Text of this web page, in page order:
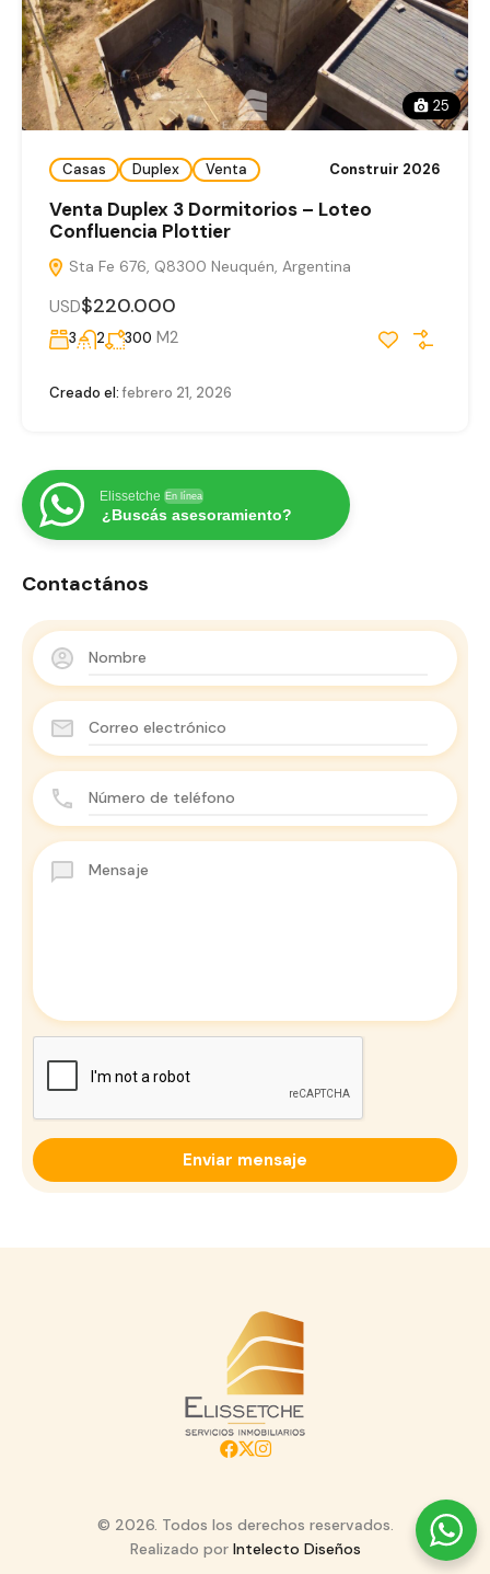
25
Casas Duplex Venta Construir 2026
Venta Duplex 3 Dormitorios – Loteo
Confluencia Plottier
Sta Fe 676, Q8300 Neuquén, Argentina
USD$220.000
3 2 300 M2
Creado el:febrero 21, 2026
Elissetche En línea
¿Buscás asesoramiento?
Contactános
© 2026. Todos los derechos reservados.
Realizado por Intelecto Diseños